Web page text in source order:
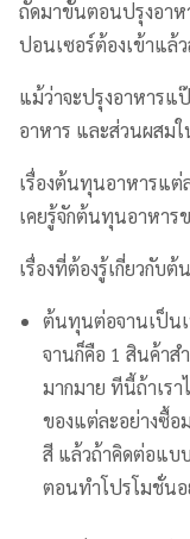
ถัดมาขั้นตอนปรุงอา
ปอนเซอร์ต้องเข้าแล้
แม้ว่าจะปรุงอาหารแ
อาหาร และส่วนผสมใ
เรื่องต้นทุนอาหารแต่
เคยรู้จักต้นทุนอาหาร
เรื่องที่ต้องรู้เกี่ยวกับ
ต้นทุนต่อจานเป็นเ
จานก็คือ 1 สินค้าส
มากมาย ทีนี้ถ้าเรา
ของแต่ละอย่างซื้อ
สี แล้วถ้าคิดต่อแบ
ตอนทำโปรโมชั่นอ